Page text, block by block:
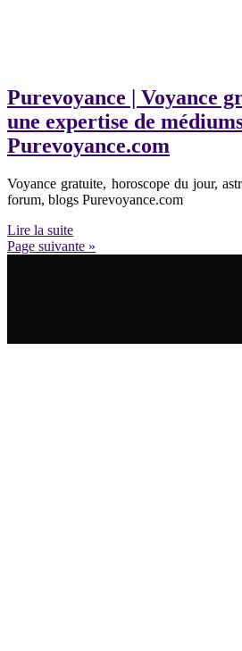
Purevoyance | Voyance
une expertise de
Purevoyance.com
Voyance gratuite, horoscope du jour,
forum, blogs Purevoyance.com
Lire la suite
Page suivante »